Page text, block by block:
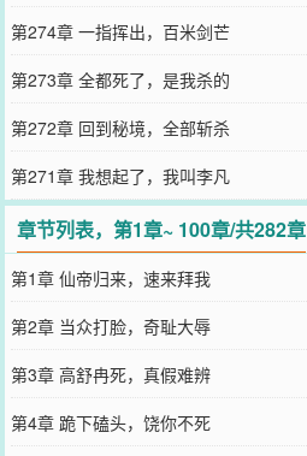
第274章 一指挥出，百米剑芒
第273章 全都死了，是我杀的
第272章 回到秘境，全部斩杀
第271章 我想起了，我叫李凡
章节列表，第1章~ 100章/共282章
第1章 仙帝归来，速来拜我
第2章 当众打脸，奇耻大辱
第3章 高舒冉死，真假难辨
第4章 跪下磕头，饶你不死